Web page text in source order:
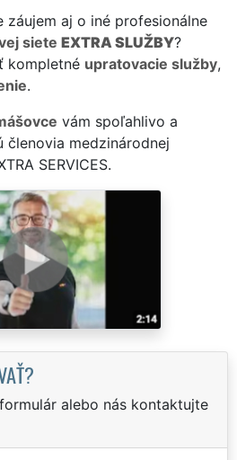
záujem aj o iné profesionálne
siete EXTRA SLUŽBY?
kompletné upratovacie služby,
.
vám spoľahlivo a
členovia medzinárodnej
SERVICES.
alebo nás kontaktujte